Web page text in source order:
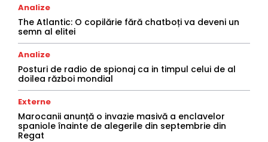
Analize
The Atlantic: O copilărie fără chatboți va deveni un
semn al elitei
Analize
Posturi de radio de spionaj ca in timpul celui de al
doilea război mondial
Externe
Marocanii anunță o invazie masivă a enclavelor
spaniole înainte de alegerile din septembrie din
Regat